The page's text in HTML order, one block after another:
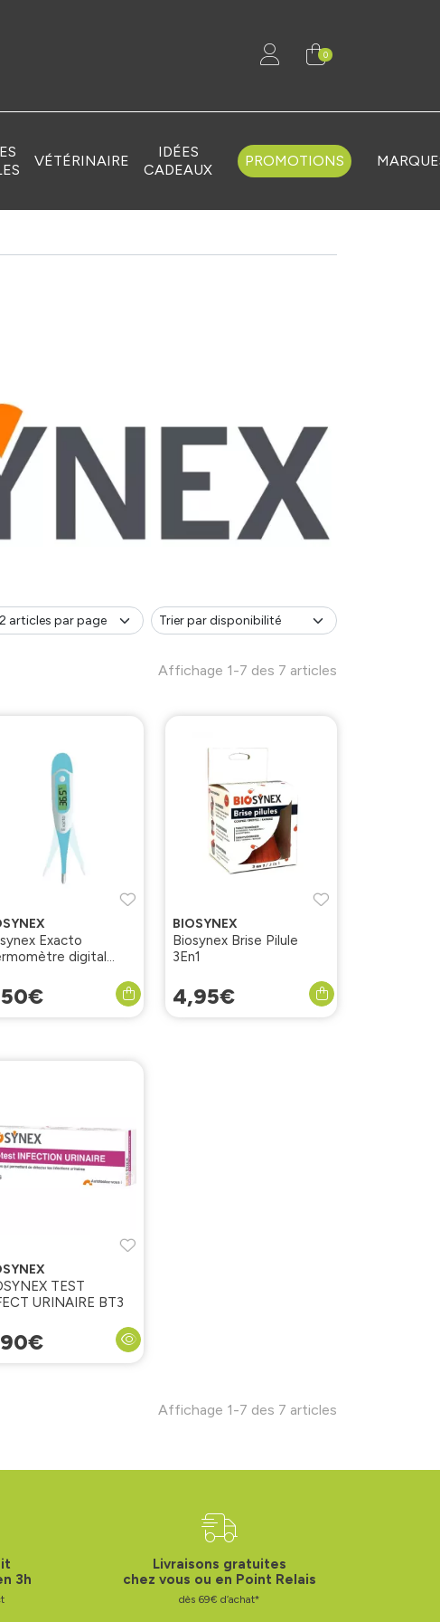
0
VÉTÉRINAIRE
IDÉES
CADEAUX
PROMOTIONS
Affichage 1-7 des 7 articles
Exacto
digital
50€
BIOSYNEX
Biosynex Brise Pilule
3En1
4,95€
TEST
URINAIRE BT3
90€
Affichage 1-7 des 7 articles
3h
Livraisons gratuites
chez vous ou en Point Relais
dès 69€ d’achat*